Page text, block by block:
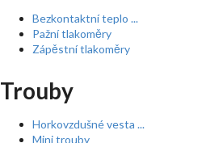
Bezkontaktní teplo ...
Pažní tlakoměry
Zápěstní tlakoměry
Trouby
Horkovzdušné vesta ...
Mini trouby